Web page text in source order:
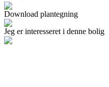
Download plantegning
Jeg er interesseret i denne bolig